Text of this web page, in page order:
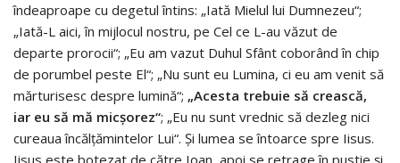
îndeaproape cu degetul întins: „Iată Mielul lui Dumnezeu“;
„Iată-L aici, în mijlocul nostru, pe Cel ce L-au văzut de
departe prorocii“; „Eu am vazut Duhul Sfânt coborând în chip
de porumbel peste El“; „Nu sunt eu Lumina, ci eu am venit să
mărturisesc despre lumină“; „Acesta trebuie să crească,
iar eu să mă micșorez“; „Eu nu sunt vrednic să dezleg nici
cureaua încălțămintelor Lui“. Și lumea se întoarce spre Iisus.